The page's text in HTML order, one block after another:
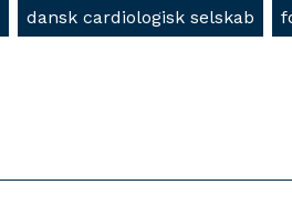
dansk cardiologisk selskab